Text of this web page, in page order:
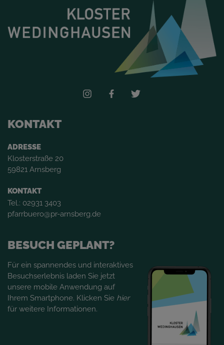
KONTAKT
ADRESSE
Klosterstraße 20
59821 Arnsberg
KONTAKT
Tel.: 02931 3403
pfarrbuero@pr-arnsberg.de
BESUCH GEPLANT?
Für ein spannendes und interaktives
Besuchserlebnis laden Sie jetzt
unsere mobile Anwendung auf
Ihrem Smartphone. Klicken Sie hier
für weitere Informationen.